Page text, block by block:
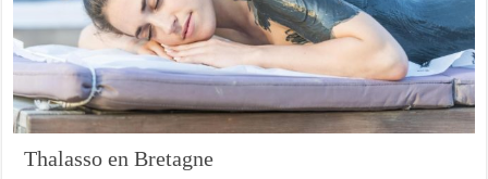
Thalasso en Bretagne